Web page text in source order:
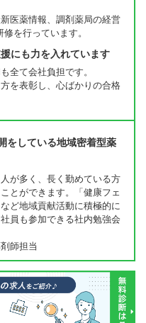
医薬情報、調剤薬局の経営
を行っています。
にも力を入れています
全て会社負担です。
を表彰し、心ばかりの合格
をしている地域密着型薬
が多く、長く勤めている方
とができます。「健康フェ
ど地域貢献活動に積極的に
員も参加できる社内勉強会
師担当